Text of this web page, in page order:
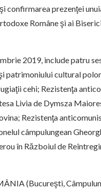
confirmarea prezenţei
Române şi ai
2019, include patru
patrimoniului cultural
cehi; Rezistenţa
Livia de Dymsza
Rezistenţa
câmpulungean
în Războiul de
(Bucureşti,